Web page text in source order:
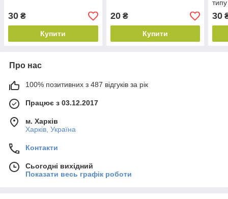
30 ₴
Купити
20₴
Купити
30
Про нас
100% позитивних з 487 відгуків за рік
Працює з 03.12.2017
м. Харків
Харків, Україна
Контакти
Сьогодні вихідний
Показати весь графік роботи